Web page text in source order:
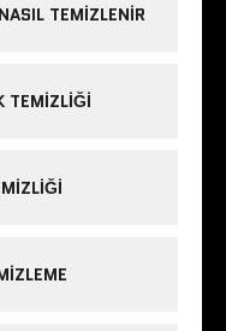
TEMIZLENIR
TEMIZLIĞI